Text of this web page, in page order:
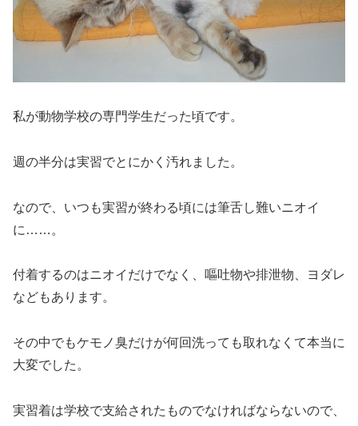
私が動物学校の専門学生だった頃です。
週の半分は実習でとにかく汚れました。
なので、いつも実習が終わる頃には筆舌し難いニオイ
に……。
付着するのはニオイだけでなく、嘔吐物や排泄物、ヨダレ
などもあります。
その中でもケモノ臭だけが何回洗っても取れなくて本当に
大変でした。
実習着は学校で支給されたものでなければならないので、